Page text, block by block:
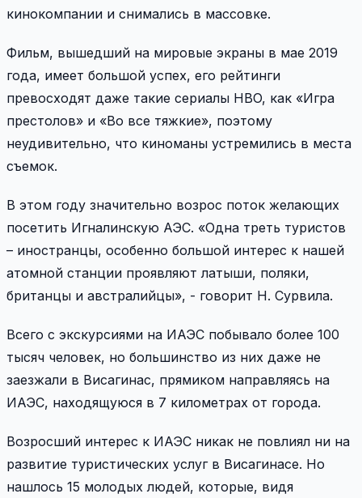
кинокомпании и снимались в массовке.
Фильм, вышедший на мировые экраны в мае 2019
года, имеет большой успех, его рейтинги
превосходят даже такие сериалы HBO, как «Игра
престолов» и «Во все тяжкие», поэтому
неудивительно, что киноманы устремились в места
съемок.
В этом году значительно возрос поток желающих
посетить Игналинскую АЭС. «Одна треть туристов
– иностранцы, особенно большой интерес к нашей
атомной станции проявляют латыши, поляки,
британцы и австралийцы», - говорит Н. Сурвила.
Всего с экскурсиями на ИАЭС побывало более 100
тысяч человек, но большинство из них даже не
заезжали в Висагинас, прямиком направляясь на
ИАЭС, находящуюся в 7 километрах от города.
Возросший интерес к ИАЭС никак не повлиял ни на
развитие туристических услуг в Висагинасе. Но
нашлось 15 молодых людей, которые, видя